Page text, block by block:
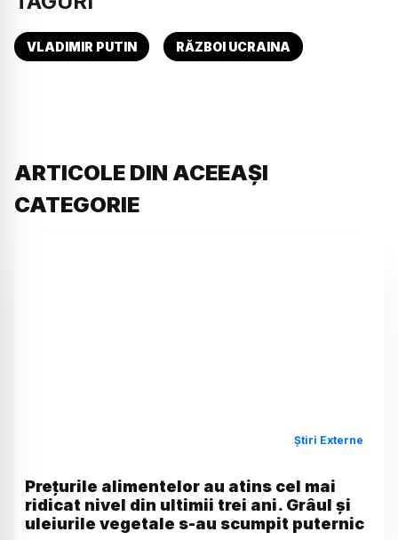
VLADIMIR PUTIN RĂZBOI UCRAINA
ARTICOLE DIN ACEEAȘI
CATEGORIE
Știri Externe
Prețurile alimentelor au atins cel mai
ridicat nivel din ultimii trei ani. Grâul și
uleiurile vegetale s-au scumpit puternic